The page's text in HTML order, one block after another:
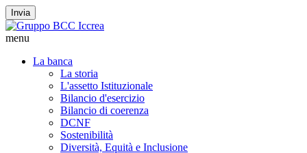
Invia
menu
La banca
La storia
L'assetto Istituzionale
Bilancio d'esercizio
Bilancio di coerenza
DCNF
Sostenibilità
Diversità, Equità e Inclusione